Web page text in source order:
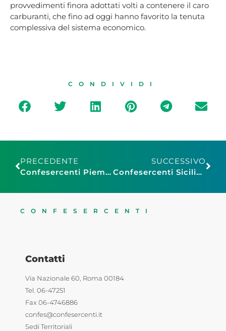
provvedimenti finora adottati volti a contenere il caro
carburanti, che fino ad oggi hanno favorito la tenuta
complessiva del sistema economico.
CONDIVIDI
PRECEDENTE
Confesercenti Piemonte: Giancarlo Banchieri rieletto presidente
SUCCESSIVO
Confesercenti Sicilia, Vittorio Messina confermato all’unanimità presidente
CONFESERCENTI
Contatti
Via Nazionale 60, Roma 00184
Tel. 06-47251
Fax 06-4746886
confes@confesercenti.it
Sedi Territoriali